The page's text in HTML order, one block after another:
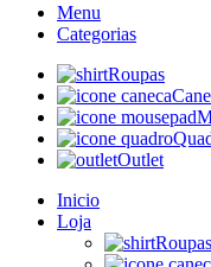
Menu
Categorias
Roupas
Outlet
Inicio
Loja
Roupas